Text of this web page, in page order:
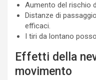
Aumento del rischio
Distanze di
efficaci.
I tiri da lontano
Effetti della
movimento